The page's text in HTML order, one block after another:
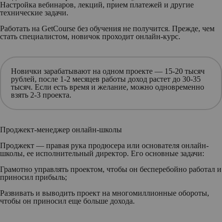
Настройка вебинаров, лекций, прием платежей и другие
технические задачи.
Работать на GetCourse без обучения не получится. Прежде, чем
стать специалистом, новичок проходит онлайн-курс.
Новички зарабатывают на одном проекте — 15-20 тысяч
рублей, после 1-2 месяцев работы доход растет до 30-35
тысяч. Если есть время и желание, можно одновременно
взять 2-3 проекта.
Проджект-менеджер онлайн-школы
Проджект — правая рука продюсера или основателя онлайн-
школы, ее исполнительный директор. Его основные задачи:
Грамотно управлять проектом, чтобы он бесперебойно работал и
приносил прибыль;
Развивать и выводить проект на многомиллионные обороты,
чтобы он приносил еще больше дохода.